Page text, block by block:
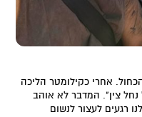
אחרי כקילומטר הליכה
צין". המדבר לא אוהב
רגעים לעצור לנשום